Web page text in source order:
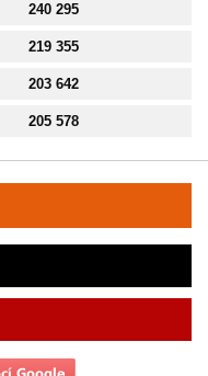
240 295
219 355
203 642
205 578